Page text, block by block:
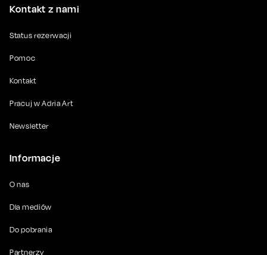
Kontakt z nami
Status rezerwacji
Pomoc
Kontakt
Pracuj w Adria Art
Newsletter
Informacje
O nas
Dla mediów
Do pobrania
Partnerzy